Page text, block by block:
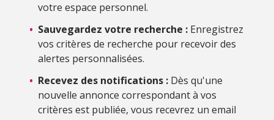
votre espace personnel.
• Sauvegardez votre recherche : Enregistrez
vos critères de recherche pour recevoir des
alertes personnalisées.
• Recevez des notifications : Dès qu'une
nouvelle annonce correspondant à vos
critères est publiée, vous recevrez un email